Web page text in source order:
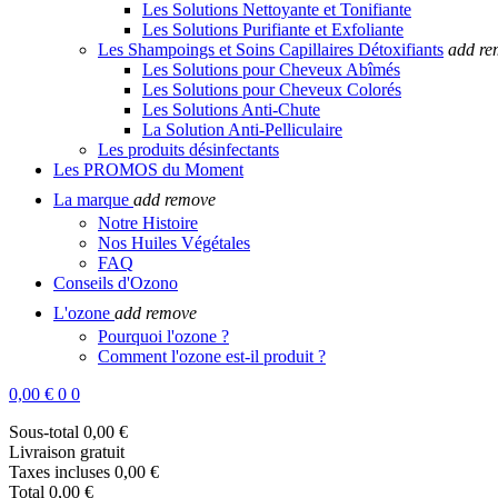
Les Solutions Nettoyante et Tonifiante
Les Solutions Purifiante et Exfoliante
Les Shampoings et Soins Capillaires Détoxifiants add
Les Solutions pour Cheveux Abîmés
Les Solutions pour Cheveux Colorés
Les Solutions Anti-Chute
La Solution Anti-Pelliculaire
Les produits désinfectants
Les PROMOS du Moment
La marque add remove
Notre Histoire
Nos Huiles Végétales
FAQ
Conseils d'Ozono
L'ozone add remove
Pourquoi l'ozone ?
Comment l'ozone est-il produit ?
0,00 € 0 0
Sous-total 0,00 €
Livraison gratuit
Taxes incluses 0,00 €
Total 0,00 €